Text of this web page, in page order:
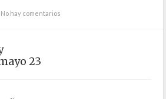
No hay comentarios
23